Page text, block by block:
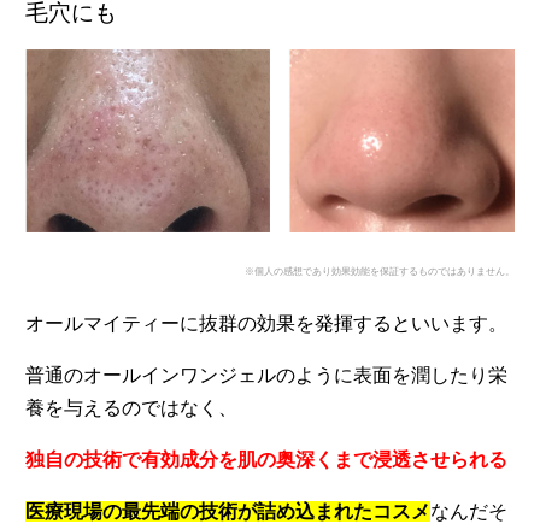
毛穴にも
※個人の感想であり効果効能を保証するものではありません。
オールマイティーに抜群の効果を発揮するといいます。
普通のオールインワンジェルのように表面を潤したり栄
養を与えるのではなく、
独自の技術で有効成分を肌の奥深くまで浸透させられる
医療現場の最先端の技術が詰め込まれたコスメなんだそ